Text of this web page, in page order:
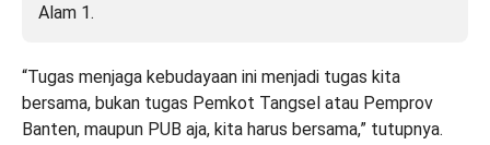
“Tugas menjaga kebudayaan ini menjadi tugas kita
bersama, bukan tugas Pemkot Tangsel atau Pemprov
Banten, maupun PUB aja, kita harus bersama,” tutupnya.